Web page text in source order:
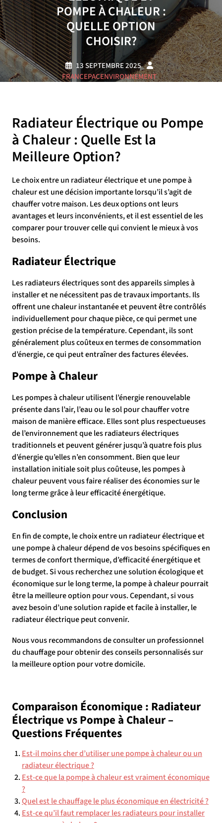
POMPE À CHALEUR :
QUELLE OPTION
CHOISIR?
13 SEPTEMBRE 2025
FRANCEPACENVIRONNEMENT
Radiateur Électrique ou Pompe
à Chaleur : Quelle Est la
Meilleure Option?
Le choix entre un radiateur électrique et une pompe à
chaleur est une décision importante lorsqu’il s’agit de
chauffer votre maison. Les deux options ont leurs
avantages et leurs inconvénients, et il est essentiel de les
comparer pour trouver celle qui convient le mieux à vos
besoins.
Radiateur Électrique
Les radiateurs électriques sont des appareils simples à
installer et ne nécessitent pas de travaux importants. Ils
offrent une chaleur instantanée et peuvent être contrôlés
individuellement pour chaque pièce, ce qui permet une
gestion précise de la température. Cependant, ils sont
généralement plus coûteux en termes de consommation
d’énergie, ce qui peut entraîner des factures élevées.
Pompe à Chaleur
Les pompes à chaleur utilisent l’énergie renouvelable
présente dans l’air, l’eau ou le sol pour chauffer votre
maison de manière efficace. Elles sont plus respectueuses
de l’environnement que les radiateurs électriques
traditionnels et peuvent générer jusqu’à quatre fois plus
d’énergie qu’elles n’en consomment. Bien que leur
installation initiale soit plus coûteuse, les pompes à
chaleur peuvent vous faire réaliser des économies sur le
long terme grâce à leur efficacité énergétique.
Conclusion
En fin de compte, le choix entre un radiateur électrique et
une pompe à chaleur dépend de vos besoins spécifiques en
termes de confort thermique, d’efficacité énergétique et
de budget. Si vous recherchez une solution écologique et
économique sur le long terme, la pompe à chaleur pourrait
être la meilleure option pour vous. Cependant, si vous
avez besoin d’une solution rapide et facile à installer, le
radiateur électrique peut convenir.
Nous vous recommandons de consulter un professionnel
du chauffage pour obtenir des conseils personnalisés sur
la meilleure option pour votre domicile.
Comparaison Économique : Radiateur
Électrique vs Pompe à Chaleur –
Questions Fréquentes
Est-il moins cher d’utiliser une pompe à chaleur ou un
radiateur électrique ?
Est-ce que la pompe à chaleur est vraiment économique
?
Quel est le chauffage le plus économique en électricité ?
Est-ce qu’il faut remplacer les radiateurs pour installer